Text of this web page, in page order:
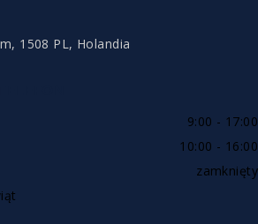
1508 PL, Holandia
9:00 - 17:00
10:00 - 16:00
zamknięty